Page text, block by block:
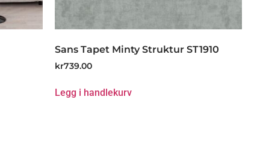
Sans Tapet Minty Struktur ST1910
kr739.00
Legg i handlekurv